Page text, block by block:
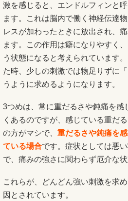
激を感じると、エンドルフィンと
ます。これは脳内で働く神経伝達
レスが加わったときに放出され、
ます。この作用は癖になりやすく
う状態になると考えられています
た時、少しの刺激では物足りずに
うように求めるようになります。
3つめは、常に重だるさや鈍痛を感
くあるのですが、感じている重だ
の方がマシで、 重だるさや鈍痛を
ている場合です。症状としては悪
で、痛みの強さに関わらず厄介な状
これらが、どんどん強い刺激を求
因とされています。